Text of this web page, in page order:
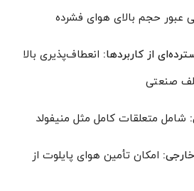
عبور حجم بالای هوای فشرده
از کاربردها: انعطاف‌پذیری بالا
صنعتی
شامل متعلقات کامل مثل منیفولد
امکان تأمین هوای پایلوت از